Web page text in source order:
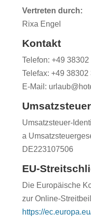
Vertreten durch:
Rixa Engel
Kontakt
Telefon: +49 38302
Telefax: +49 38302
E-Mail:
Umsatzsteuer-
a
DE223107506
EU-
Die Europäische
zur Online-
https://